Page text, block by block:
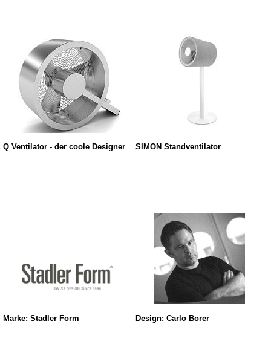
Q Ventilator - der coole Designer SIMON Standventilator
Marke: Stadler Form Design: Carlo Borer